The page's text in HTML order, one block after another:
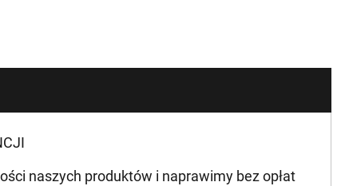
naszych produktów i naprawimy bez opłat